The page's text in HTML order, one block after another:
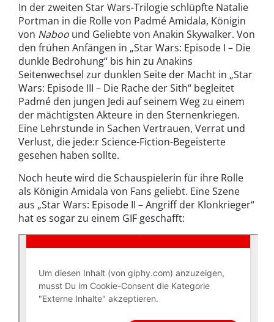
In der zweiten Star Wars-Trilogie schlüpfte Natalie
Portman in die Rolle von Padmé Amidala, Königin
von Naboo und Geliebte von Anakin Skywalker. Von
den frühen Anfängen in „Star Wars: Episode I – Die
dunkle Bedrohung“ bis hin zu Anakins
Seitenwechsel zur dunklen Seite der Macht in „Star
Wars: Episode III – Die Rache der Sith“ begleitet
Padmé den jungen Jedi auf seinem Weg zu einem
der mächtigsten Akteure in den Sternenkriegen.
Eine Lehrstunde in Sachen Vertrauen, Verrat und
Verlust, die jede:r Science-Fiction-Begeisterte
gesehen haben sollte.
Noch heute wird die Schauspielerin für ihre Rolle
als Königin Amidala von Fans geliebt. Eine Szene
aus „Star Wars: Episode II – Angriff der Klonkrieger“
hat es sogar zu einem GIF geschafft: